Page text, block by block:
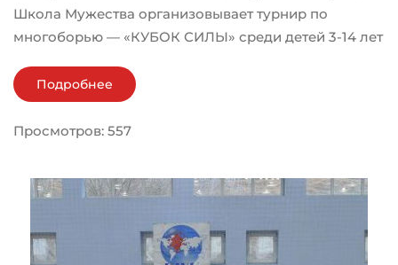
Школа Мужества организовывает турнир по
многоборью — «КУБОК СИЛЫ» среди детей 3-14 лет
Подробнее
Просмотров: 557